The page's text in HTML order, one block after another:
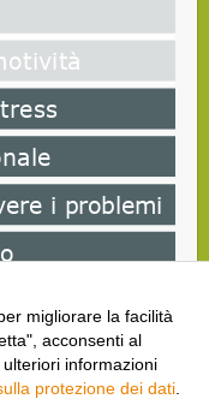
migliorare la facilità
acconsenti al
informazioni
protezione dei dati